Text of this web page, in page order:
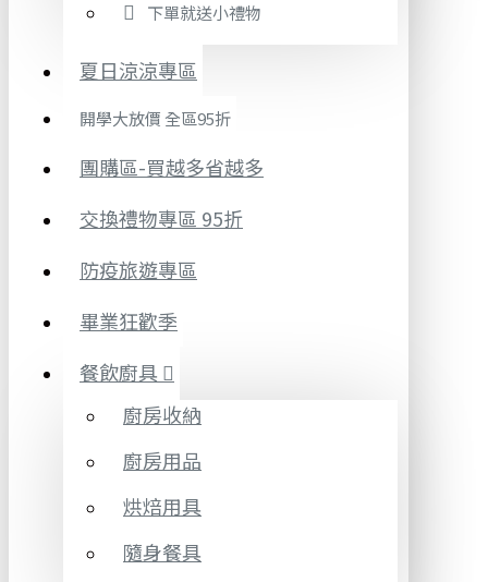
下單就送小禮物
夏日涼涼專區
開學大放價 全區95折
團購區-買越多省越多
交換禮物專區 95折
防疫旅遊專區
畢業狂歡季
餐飲廚具
廚房收納
廚房用品
烘焙用具
隨身餐具